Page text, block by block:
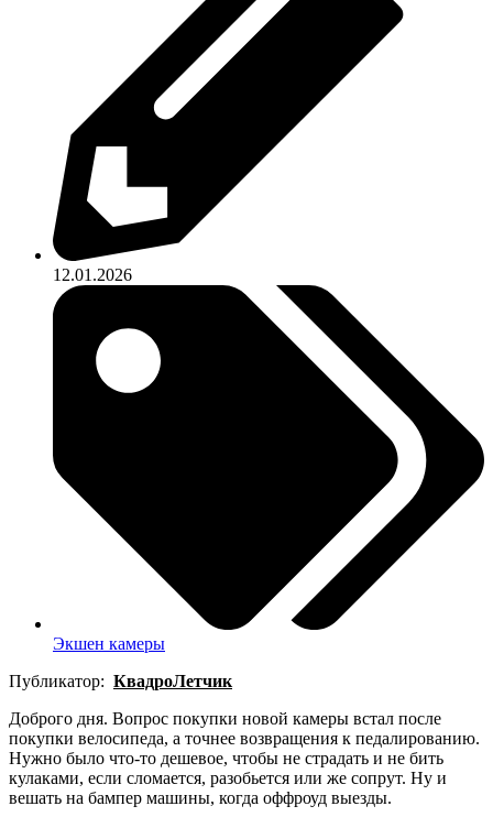
12.01.2026
Экшен камеры
Публикатор: КвадроЛетчик
Доброго дня. Вопрос покупки новой камеры встал после
покупки велосипеда, а точнее возвращения к педалированию.
Нужно было что-то дешевое, чтобы не страдать и не бить
кулаками, если сломается, разобьется или же сопрут. Ну и
вешать на бампер машины, когда оффроуд выезды.